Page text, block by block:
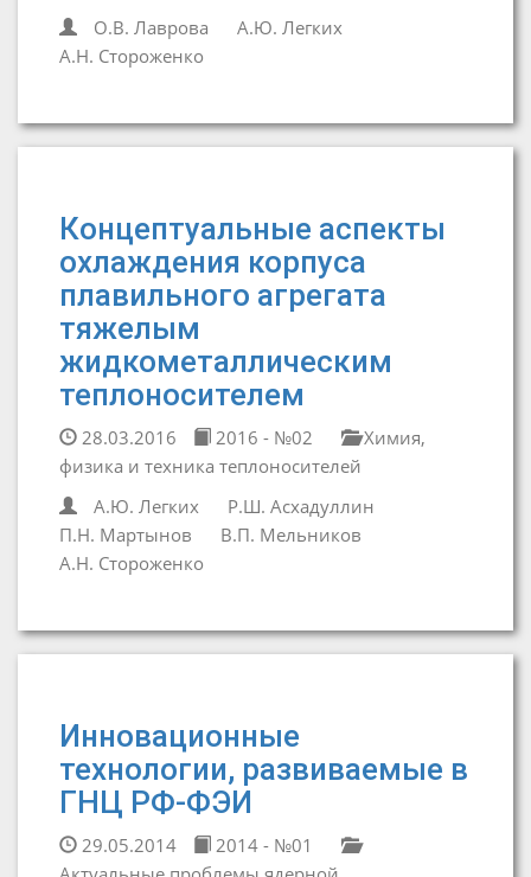
О.В. Лаврова
А.Ю. Легких
А.Н. Стороженко
Концептуальные аспекты
охлаждения корпуса
плавильного агрегата
тяжелым
жидкометаллическим
теплоносителем
28.03.2016 2016 - №02
Химия,
физика и техника теплоносителей
А.Ю. Легких
Р.Ш. Асхадуллин
П.Н. Мартынов
В.П. Мельников
А.Н. Стороженко
Инновационные
технологии, развиваемые в
ГНЦ РФ-ФЭИ
29.05.2014
2014 - №01